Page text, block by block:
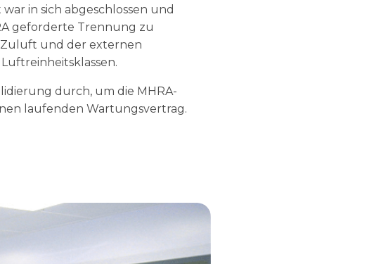
in sich abgeschlossen und
geforderte Trennung zu
Zuluft und der externen
durch, um die MHRA-
laufenden Wartungsvertrag.